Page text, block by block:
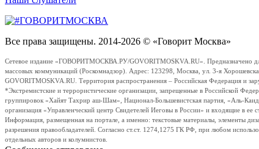
Все права защищены. 2014-2026 © «Говорит Москва»
Сетевое издание «ГОВОРИТМОСКВА.РУ/GOVORITMOSKVA.RU». Предназначено
массовых коммуникаций (Роскомнадзор). Адрес: 123298, Москва, ул. 3-я
GOVORITMOSKVA.RU. Территория распространения – Российская Федерация и
*Экстремистские и террористические организации, запрещенные в Российской
группировок «Хайят Тахрир аш-Шам», Национал-Большевистская партия, «Аль-
организация «Управленческий центр Свидетелей Иеговы в России» и входящие в ее
Информация, размещенная на портале, а именно: текстовые материалы, элементы
разрешения правообладателей. Согласно ст.ст. 1274,1275 ГК РФ, при любом
отдельных авторов и колумнистов.